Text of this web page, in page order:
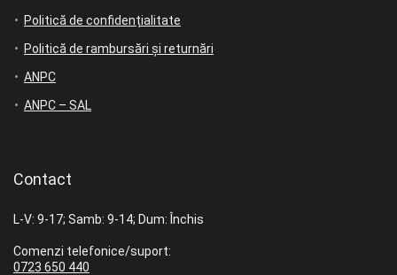
Politică de confidențialitate
Politică de rambursări și returnări
ANPC
ANPC – SAL
Contact
L-V: 9-17; Samb: 9-14; Dum: Închis
Comenzi telefonice/suport:
0723 650 440